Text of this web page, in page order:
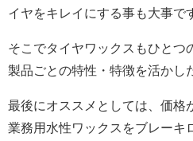
イヤをキレイにする事も大事で
そこでタイヤワックスもひとつ
製品ごとの特性・特徴を活かし
最後にオススメとしては、価格
業務用水性ワックスをブレーキ